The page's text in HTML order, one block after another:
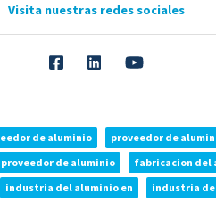
Visita nuestras redes sociales
de aluminio
proveedor de
proveedor de aluminio fabricacion del
industria del aluminio en industria